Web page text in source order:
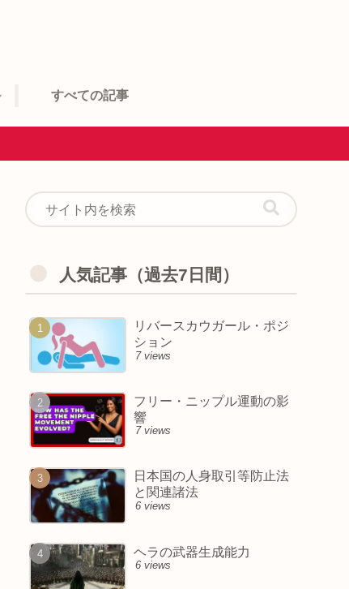
すべての記事
人気記事（過去7日間）
リバースカウガール・ポジ
ション
7 views
フリー・ニップル運動の影
響
7 views
日本国の人身取引等防止法
と関連諸法
6 views
ヘラの武器生成能力
6 views